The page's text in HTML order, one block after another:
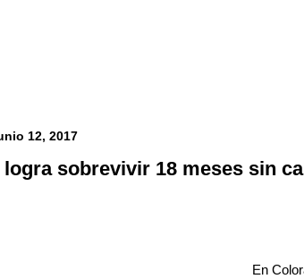
12, 2017
sobrevivir 18 meses sin
En